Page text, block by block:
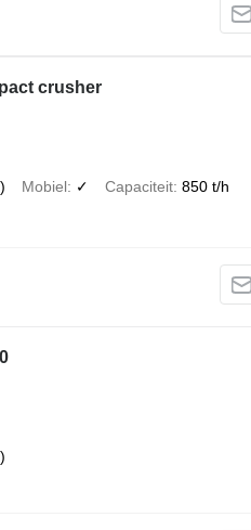
crusher
Mobiel ✓ Capaciteit 850 t/h